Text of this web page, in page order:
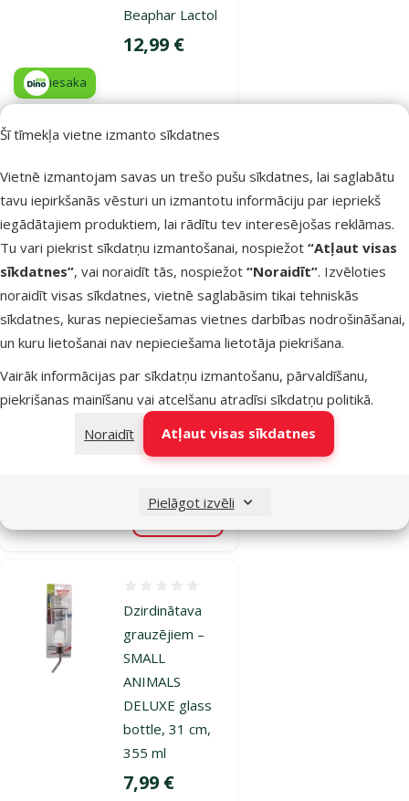
Šī tīmekļa vietne izmanto sīkdatnes
Vietnē izmantojam savas un trešo pušu sīkdatnes, lai saglabātu
tavu iepirkšanās vēsturi un izmantotu informāciju par iepriekš
iegādātajiem produktiem, lai rādītu tev interesējošas reklāmas.
Tu vari piekrist sīkdatņu izmantošanai, nospiežot “Atļaut visas
sīkdatnes”, vai noraidīt tās, nospiežot “Noraidīt”. Izvēloties
noraidīt visas sīkdatnes, vietnē saglabāsim tikai tehniskās
sīkdatnes, kuras nepieciešamas vietnes darbības nodrošināšanai,
un kuru lietošanai nav nepieciešama lietotāja piekrišana.
Vairāk informācijas par sīkdatņu izmantošanu, pārvaldīšanu,
piekrišanas mainīšanu vai atcelšanu atradīsi sīkdatņu politikā.
Noraidīt
Atļaut visas sīkdatnes
Pielāgot izvēli
Beaphar Lactol
Cena
12,99 €
iesaka
Noliktavā
Dzirdinātava
grauzējiem –
SMALL
ANIMALS
DELUXE glass
177 ml
Atsauksmes 0%
Cena
6,99 €
Dzirdinātava
grauzējiem –
SMALL
ANIMALS
DELUXE glass
bottle, 31 cm,
355 ml
Cena
7,99 €